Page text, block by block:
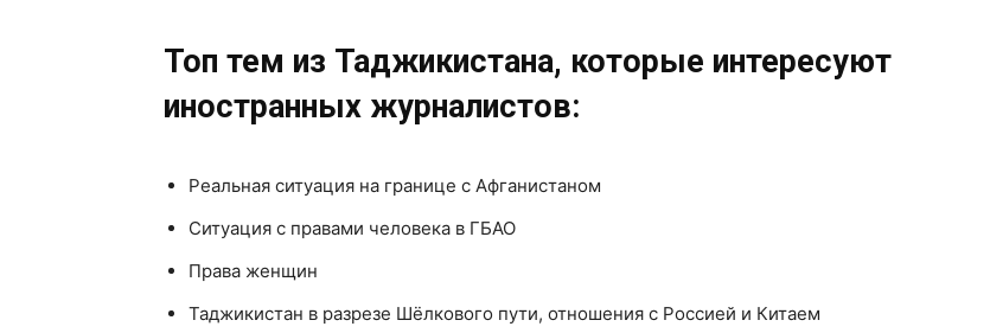
Топ тем из Таджикистана, которые интересуют
иностранных журналистов:
Реальная ситуация на границе с Афганистаном
Ситуация с правами человека в ГБАО
Права женщин
Таджикистан в разрезе Шёлкового пути, отношения с Россией и Китаем